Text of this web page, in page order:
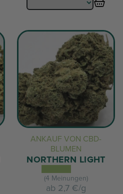
ANKAUF VON CBD-
BLUMEN
NORTHERN LIGHT
(4 Meinungen)
ab 2,7 €/g